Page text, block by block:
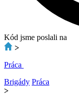
Kód jsme poslali na
>
Práca
Brigády Práca
>